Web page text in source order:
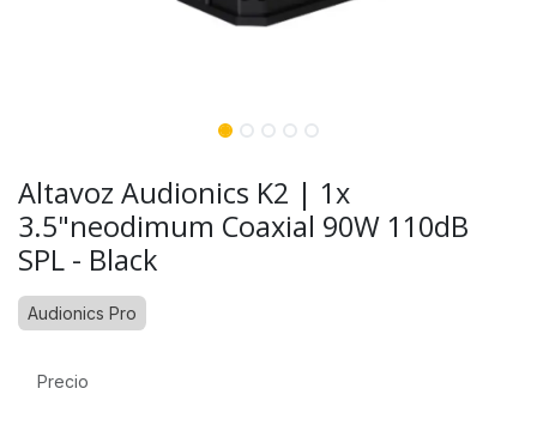
Altavoz Audionics K2 | 1x
3.5"neodimum Coaxial 90W 110dB
SPL - Black
Audionics Pro
Precio